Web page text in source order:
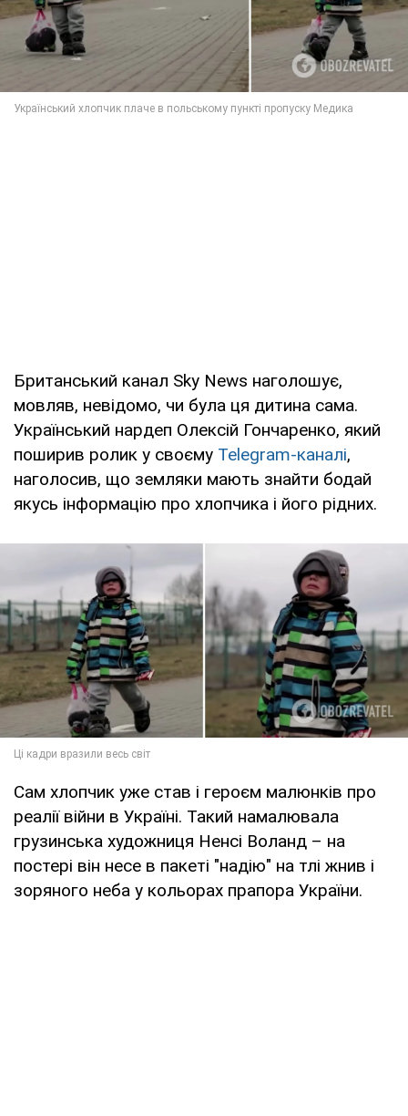
Британський канал Sky News наголошує,
мовляв, невідомо, чи була ця дитина сама.
Український нардеп Олексій Гончаренко, який
поширив ролик у своєму Telegram-каналі,
наголосив, що земляки мають знайти бодай
якусь інформацію про хлопчика і його рідних.
Сам хлопчик уже став і героєм малюнків про
реалії війни в Україні. Такий намалювала
грузинська художниця Ненсі Воланд – на
постері він несе в пакеті "надію" на тлі жнив і
зоряного неба у кольорах прапора України.